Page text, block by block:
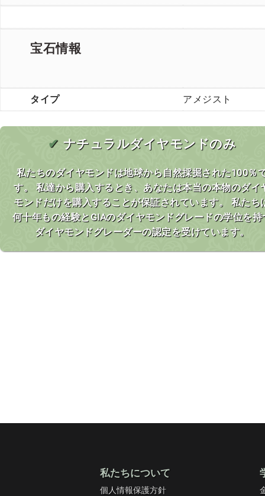
宝石情報
タイプ アメジスト
✔ ナチュラルダイヤモンドのみ
私たちのダイヤモンドは地球から自然採掘された100％
す。 私達から購入するとき、あなたは本当の本物のダイ
モンドだけを購入することが保証されています。 私たち
何十年もの経験とGIAのダイヤモンドグレードの学位を持
ダイヤモンドグレーダーの認定を受けています。
私たちについて
個人情報保護方針